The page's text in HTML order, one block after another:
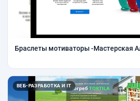
Браслеты мотиваторы -Мастерская
ВЕБ-РАЗРАБОТКА И IT